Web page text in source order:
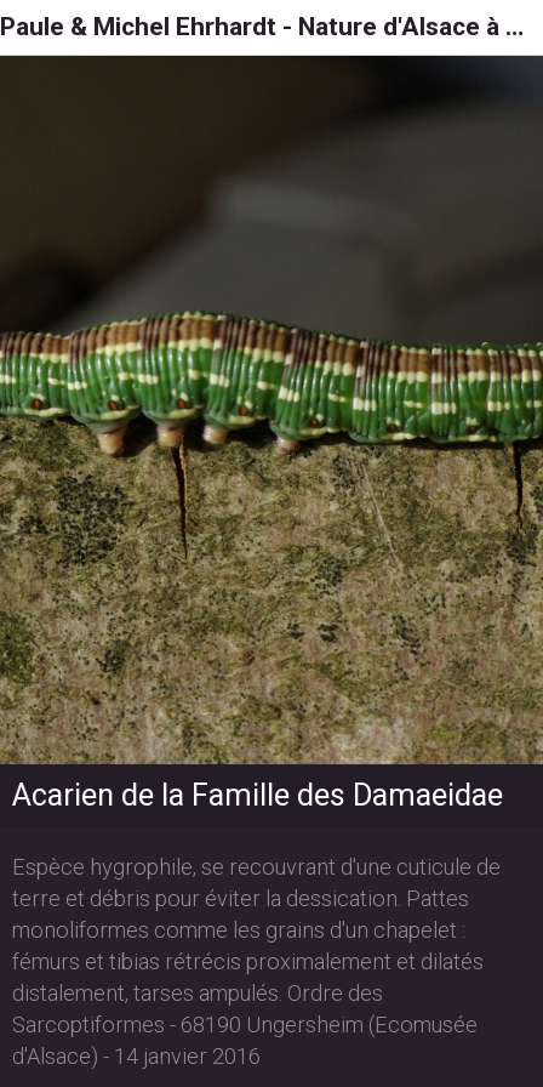
Paule & Michel Ehrhardt - Nature d'Alsace à 6, 8 et 1000 pattes
Acarien de la Famille des Damaeidae
Espèce hygrophile, se recouvrant d'une cuticule de
terre et débris pour éviter la dessication. Pattes
monoliformes comme les grains d'un chapelet :
fémurs et tibias rétrécis proximalement et dilatés
distalement, tarses ampulés. Ordre des
Sarcoptiformes - 68190 Ungersheim (Ecomusée
d'Alsace) - 14 janvier 2016